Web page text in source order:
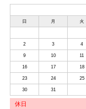
日 月 火
2 3 4
9 10 11
16 17 18
23 24 25
30 31
休日